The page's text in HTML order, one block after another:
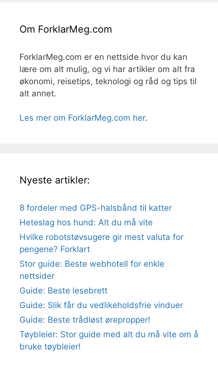
Om ForklarMeg.com
ForklarMeg.com er en nettside hvor du kan
lære om alt mulig, og vi har artikler om alt fra
økonomi, reisetips, teknologi og råd og tips til
alt annet.
Les mer om ForklarMeg.com her.
Nyeste artikler:
8 fordeler med GPS-halsbånd til katter
Heteslag hos hund: Alt du må vite
Hvilke robotstøvsugere gir mest valuta for
pengene? Forklart
Stor guide: Beste webhotell for enkle
nettsider
Guide: Beste lesebrett
Guide: Slik får du vedlikeholdsfrie vinduer
Guide: Beste trådløst ørepropper!
Tøybleier: Stor guide med alt du må vite om å
bruke tøybleier!